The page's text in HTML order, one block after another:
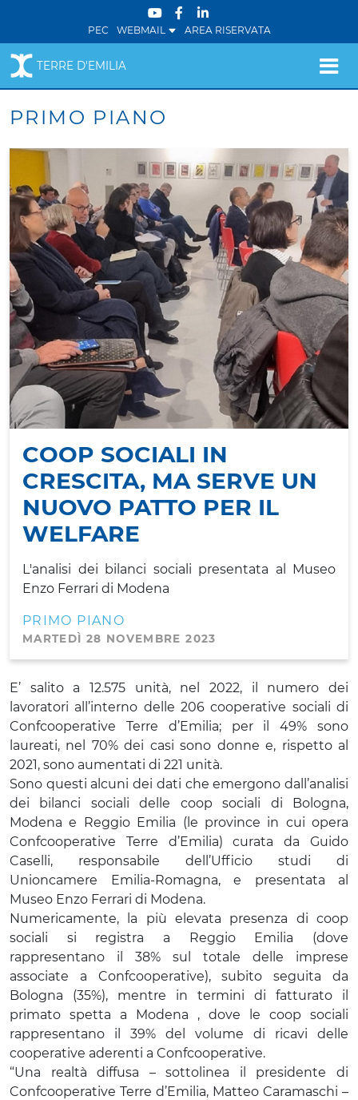
PEC WEBMAIL AREA RISERVATA
TERRE D'EMILIA
PRIMO PIANO
COOP SOCIALI IN
CRESCITA, MA SERVE UN
NUOVO PATTO PER IL
WELFARE
L'analisi dei bilanci sociali presentata al Museo
Enzo Ferrari di Modena
PRIMO PIANO
MARTEDÌ 28 NOVEMBRE 2023
E’ salito a 12.575 unità, nel 2022, il numero dei
lavoratori all’interno delle 206 cooperative sociali di
Confcooperative Terre d’Emilia; per il 49% sono
laureati, nel 70% dei casi sono donne e, rispetto al
2021, sono aumentati di 221 unità.
Sono questi alcuni dei dati che emergono dall’analisi
dei bilanci sociali delle coop sociali di Bologna,
Modena e Reggio Emilia (le province in cui opera
Confcooperative Terre d’Emilia) curata da Guido
Caselli, responsabile dell’Ufficio studi di
Unioncamere Emilia-Romagna, e presentata al
Museo Enzo Ferrari di Modena.
Numericamente, la più elevata presenza di coop
sociali si registra a Reggio Emilia (dove
rappresentano il 38% sul totale delle imprese
associate a Confcooperative), subito seguita da
Bologna (35%), mentre in termini di fatturato il
primato spetta a Modena , dove le coop sociali
rappresentano il 39% del volume di ricavi delle
cooperative aderenti a Confcooperative.
“Una realtà diffusa – sottolinea il presidente di
Confcooperative Terre d’Emilia, Matteo Caramaschi –